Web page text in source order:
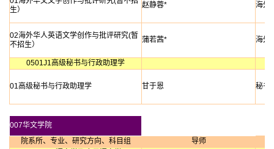
生）
海外
赵静蓉*
02海外华人英语文学创作与批评研究(暂
不招生）
蒲若茜* 海外
0501J1高级秘书与行政助理学
01高级秘书与行政助理学 甘于恩 秘书
007华文学院
院系所、专业、研究方向、科目组
导师